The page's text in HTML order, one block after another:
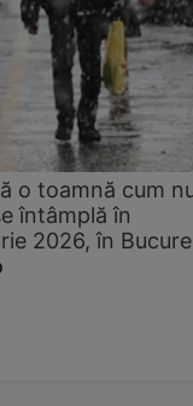
o toamnă cum
întâmplă în
2026, în